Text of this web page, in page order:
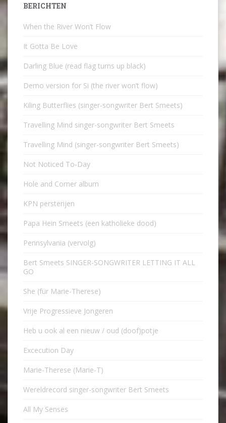
BERICHTEN
When the River Won’t Flow
It Gotta Be Love
Darling Blue (read flag turns up black)
Demo version for Si (the river won’t flow)
Kiling Butterflies (singer-songwriter Bert Smeets)
Travelling Mind singer-songwriter Bert Smeets
Travelling Mind (singer-songwriter Bert Smeets)
Not Noticed To-Day
Hole and Corner album
KPN persterijen
Papa Hein Smeets (een katholieke dood)
Pennsylvania (vervolg)
Bert Smeets SINGER-SONGWRITER LETTING IT ALL
GO
She (für Marie-Therese)
Vrije Progressieve Jongeren
Heb u ook al een nieuw / oud (doof)potje
Excecution Day
Marie-Therese (Marie-T)
Wereldrecord singer-songwriter Bert Smeets
All My Senses